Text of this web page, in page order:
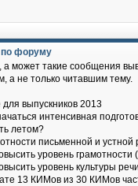
форуму
а может такие сообщения
а не только читавшим тему.
выпускников 2013
интенсивная
летом?
письменной и устной
уровень
уровень культуры
13 КИМов из 30 КИМов